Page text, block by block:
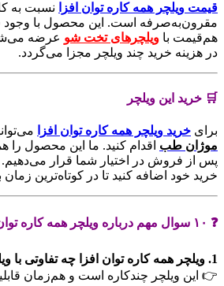
قیمت ویلچر همه کاره توان افزا
نسبت به
مقرون‌به‌صرفه است. این محصول با وجود
هم‌قیمت با ویلچرهای تخت شو عرضه
در هزینه خرید چند ویلچر مجزا می‌گردد.
🛒 خرید این ویلچر
برای خرید ویلچر همه کاره توان افزا
موژان طب اقدام کنید. ما این محصول را
پس از فروش در اختیار شما قرار
خرید خود اضافه کنید تا در کوتاه‌ترین
❓ ۱۰ سوال مهم درباره ویلچر همه کاره توان افزا
1. ویلچر همه کاره توان افزا چه تفاوتی با ویلچر معمولی دارد؟
👉 این ویلچر چندکاره است و هم‌زمان